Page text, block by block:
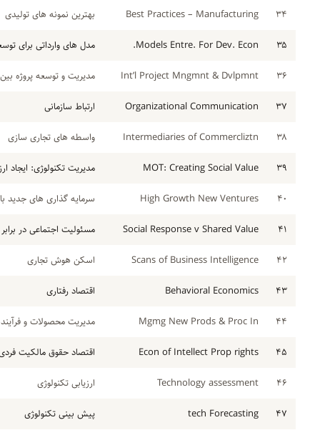
۳۴ Best Practices – Manufacturing بهترین نمونه های تولیدی
۳۵ Models Entre. For Dev. Econ. مدل های وارداتی برای
۳۶ Int’l Project Mngmnt & Dvlpmnt مدیریت و توسعه پروژه
۳۷ Organizational Communication ارتباط سازمانی
۳۸ Intermediaries of Commercliztn واسطه های تجاری سازی
۳۹ MOT: Creating Social Value مدیریت تکنولوژی: ایجاد
۴۰ High Growth New Ventures سرمایه گذاری های جدید
۴۱ Social Response v Shared Value مسئولیت اجتماعی در
۴۲ Scans of Business Intelligence اسکن هوش تجاری
۴۳ Behavioral Economics اقتصاد رفتاری
۴۴ Mgmg New Prods & Proc In مدیریت محصولات و
۴۵ Econ of Intellect Prop rights اقتصاد حقوق مالکیت
۴۶ Technology assessment ارزیابی تکنولوژی
۴۷ tech Forecasting پیش بینی تکنولوژی